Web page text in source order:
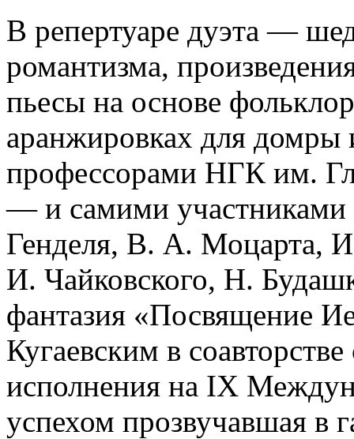
В репертуаре дуэта —
романтизма,
пьесы на основе
аранжировках для домры
профессорами НГК им.
— и самими участниками
Генделя, В. А. Моцарта,
И. Чайковского, Н.
фантазия «Посвящение
Кугаевским в
исполнения на IX
успехом прозвучавшая в